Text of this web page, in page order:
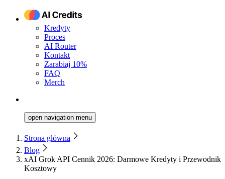
Kredyty
Proces
AI Router
Kontakt
Zarabiaj 10%
FAQ
Merch
open navigation menu
Strona główna
Blog
xAI Grok API Cennik 2026: Darmowe Kredyty i Przewodnik
Kosztowy